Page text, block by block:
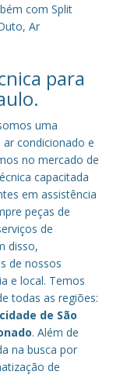
com Split
Ar
para
uma
condicionado e
no mercado de
capacitada
em assistência
peças de
de
disso,
de nossos
e local. Temos
todas as regiões:
de São
. Além de
na busca por
de